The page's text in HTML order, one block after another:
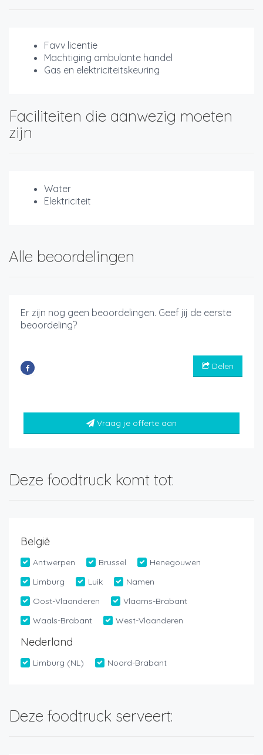
Favv licentie
Machtiging ambulante handel
Gas en elektriciteitskeuring
Faciliteiten die aanwezig moeten
zijn
Water
Elektriciteit
Alle beoordelingen
Er zijn nog geen beoordelingen. Geef jij de eerste
beoordeling?
Delen
Vraag je offerte aan
Deze foodtruck komt tot:
België
Antwerpen Brussel
Henegouwen
Limburg
Luik
Namen
Oost-Vlaanderen
Vlaams-Brabant
Waals-Brabant
West-Vlaanderen
Nederland
Limburg (NL) Noord-Brabant
Deze foodtruck serveert: